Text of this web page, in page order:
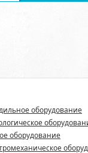
оборудование
оборудование